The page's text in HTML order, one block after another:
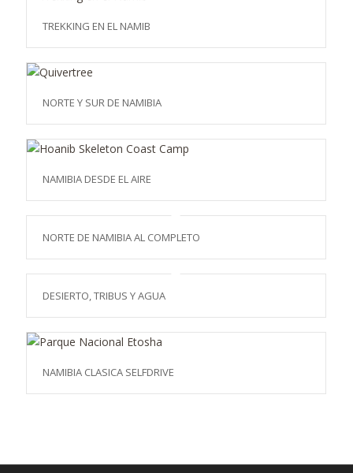
TREKKING EN EL NAMIB
NORTE Y SUR DE NAMIBIA
NAMIBIA DESDE EL AIRE
NORTE DE NAMIBIA AL COMPLETO
DESIERTO, TRIBUS Y AGUA
NAMIBIA CLASICA SELFDRIVE